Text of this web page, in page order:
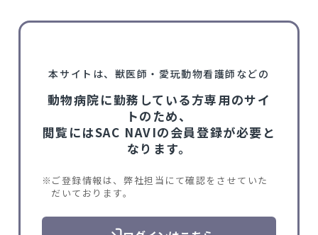
本サイトは、獣医師・愛玩動物看護師などの
動物病院に勤務している方専用のサイ
トのため、
閲覧にはSAC NAVIの会員登録が必要と
なります。
ご登録情報は、弊社担当にて確認をさせていた
だいております。